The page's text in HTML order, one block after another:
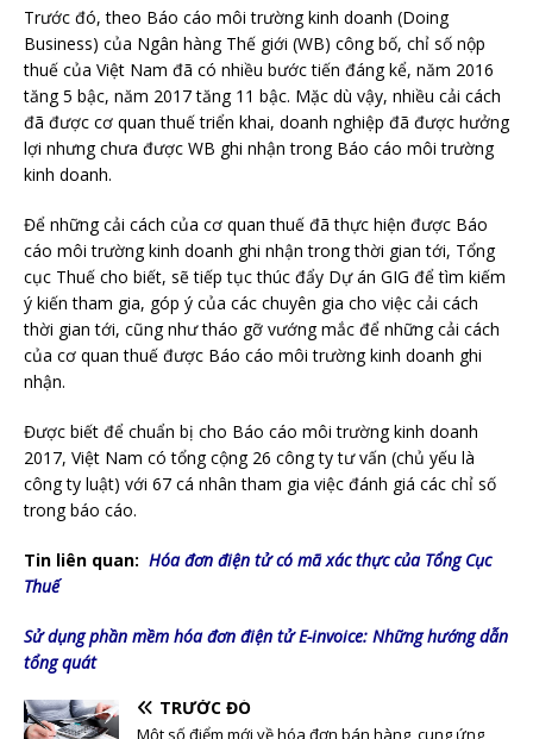
Trước đó, theo Báo cáo môi trường kinh doanh (Doing
Business) của Ngân hàng Thế giới (WB) công bố, chỉ số nộp
thuế của Việt Nam đã có nhiều bước tiến đáng kể, năm 2016
tăng 5 bậc, năm 2017 tăng 11 bậc. Mặc dù vậy, nhiều cải cách
đã được cơ quan thuế triển khai, doanh nghiệp đã được hưởng
lợi nhưng chưa được WB ghi nhận trong Báo cáo môi trường
kinh doanh.
Để những cải cách của cơ quan thuế đã thực hiện được Báo
cáo môi trường kinh doanh ghi nhận trong thời gian tới, Tổng
cục Thuế cho biết, sẽ tiếp tục thúc đẩy Dự án GIG để tìm kiếm
ý kiến tham gia, góp ý của các chuyên gia cho việc cải cách
thời gian tới, cũng như tháo gỡ vướng mắc để những cải cách
của cơ quan thuế được Báo cáo môi trường kinh doanh ghi
nhận.
Được biết để chuẩn bị cho Báo cáo môi trường kinh doanh
2017, Việt Nam có tổng cộng 26 công ty tư vấn (chủ yếu là
công ty luật) với 67 cá nhân tham gia việc đánh giá các chỉ số
trong báo cáo.
Tin liên quan: Hóa đơn điện tử có mã xác thực của Tổng Cục
Thuế
Sử dụng phần mềm hóa đơn điện tử E-invoice: Những hướng dẫn
tổng quát
TRƯỚC ĐÓ
Một số điểm mới về hóa đơn bán hàng, cung ứng